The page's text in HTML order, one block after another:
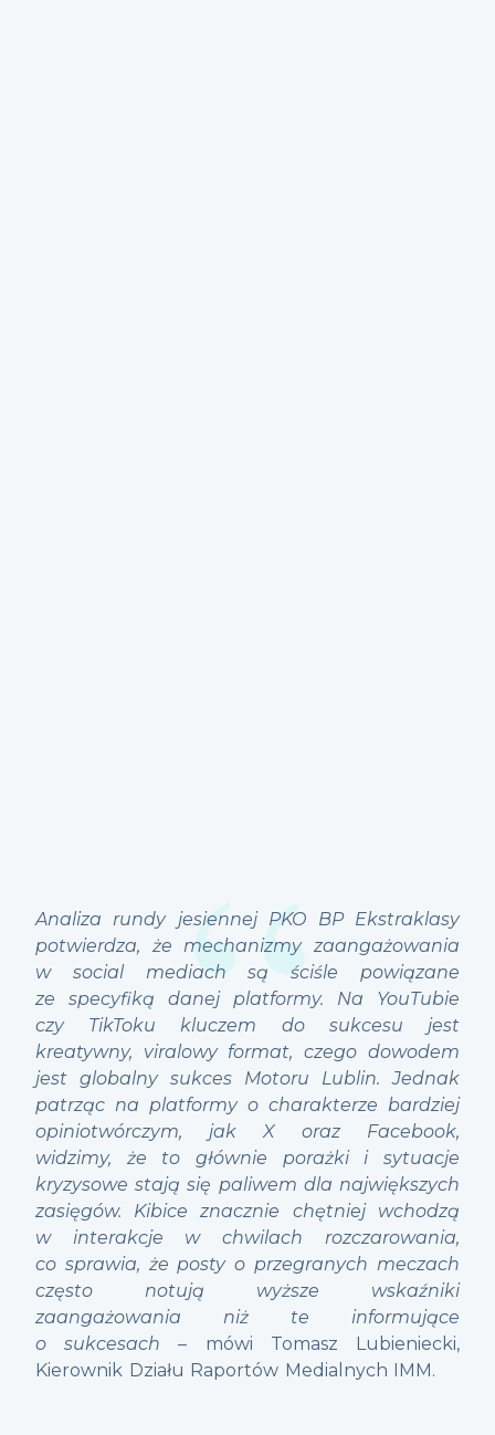
Analiza rundy jesiennej PKO BP Ekstraklasy
potwierdza, że mechanizmy zaangażowania
w social mediach są ściśle powiązane
ze specyfiką danej platformy. Na YouTubie
czy TikToku kluczem do sukcesu jest
kreatywny, viralowy format, czego dowodem
jest globalny sukces Motoru Lublin. Jednak
patrząc na platformy o charakterze bardziej
opiniotwórczym, jak X oraz Facebook,
widzimy, że to głównie porażki i sytuacje
kryzysowe stają się paliwem dla największych
zasięgów. Kibice znacznie chętniej wchodzą
w interakcje w chwilach rozczarowania,
co sprawia, że posty o przegranych meczach
często notują wyższe wskaźniki
zaangażowania niż te informujące
o sukcesach – mówi Tomasz Lubieniecki,
Kierownik Działu Raportów Medialnych IMM.